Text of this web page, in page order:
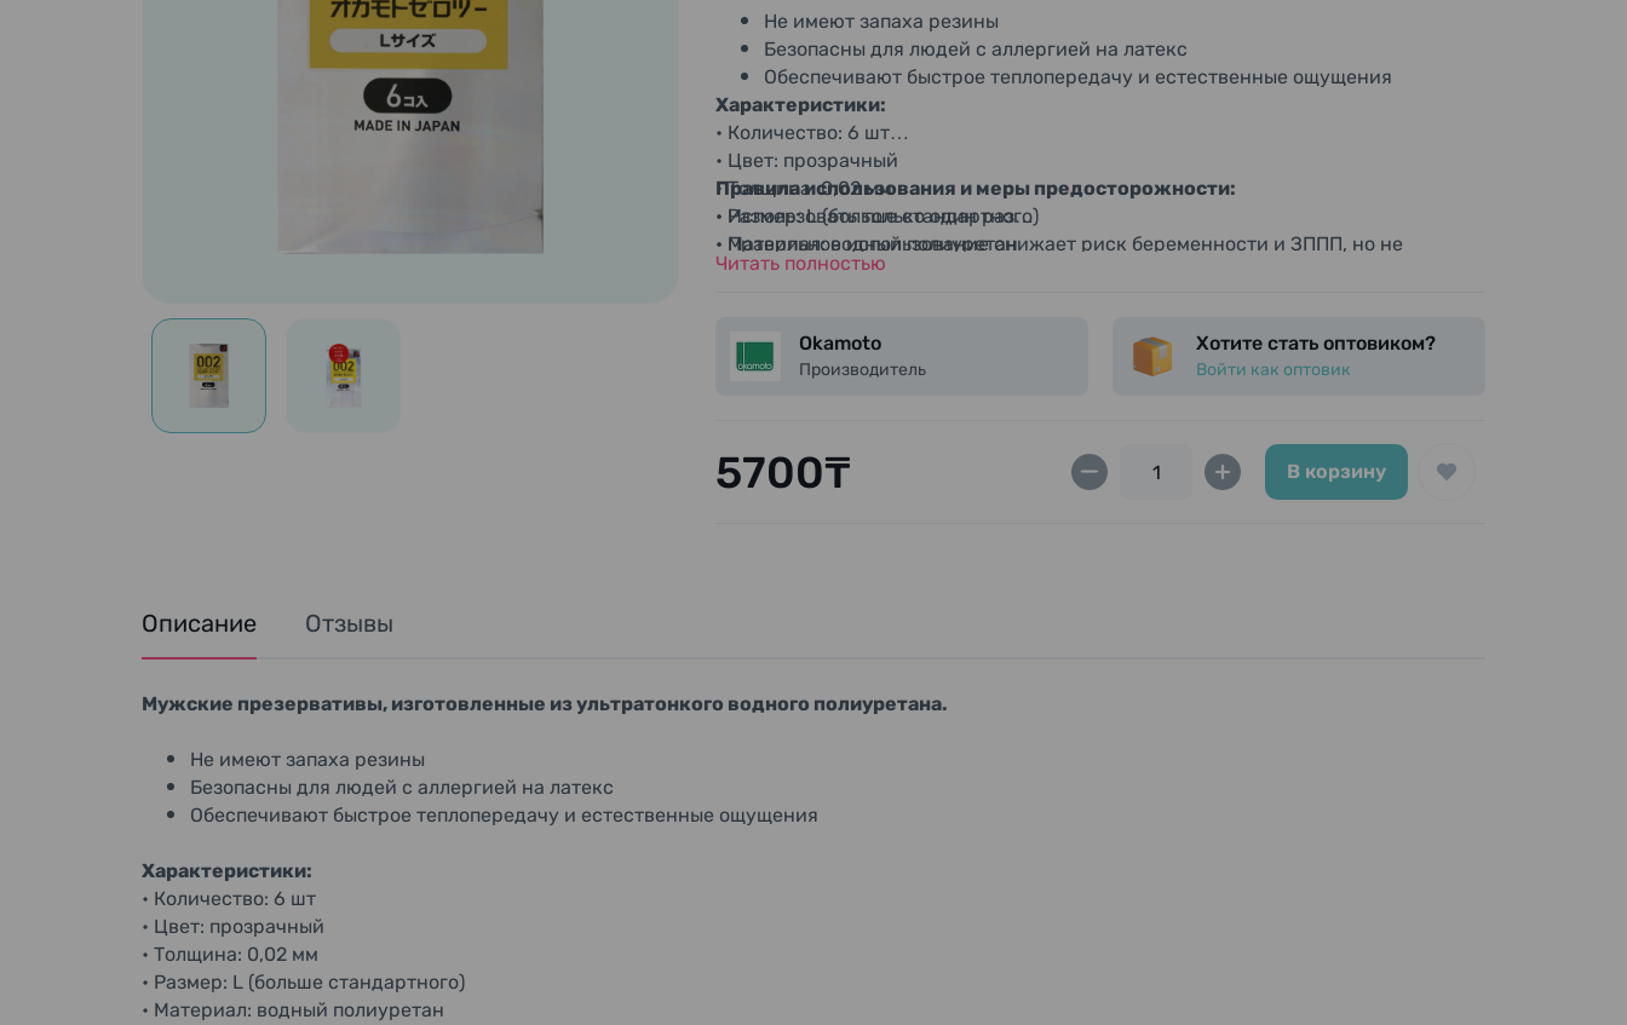
Не имеют запаха резины
Безопасны для людей с аллергией на латекс
Обеспечивают быстрое теплопередачу и естественные ощущения
Характеристики:
• Количество: 6 шт
• Цвет: прозрачный
• Толщина: 0,02 мм
• Размер: L (больше стандартного)
• Материал: водный полиуретан
• Запах: отсутствует
Правила использования и меры предосторожности:
• Использовать только один раз
• Правильное использование снижает риск беременности и ЗППП, но не
гарантирует 100% защиту
Читать полностью
Okamoto
Производитель
Хотите стать оптовиком?
Войти как оптовик
5700₸ В корзину
Описание Отзывы
Мужские презервативы, изготовленные из ультратонкого водного полиуретана.
Не имеют запаха резины
Безопасны для людей с аллергией на латекс
Обеспечивают быстрое теплопередачу и естественные ощущения
Характеристики:
• Количество: 6 шт
• Цвет: прозрачный
• Толщина: 0,02 мм
• Размер: L (больше стандартного)
• Материал: водный полиуретан